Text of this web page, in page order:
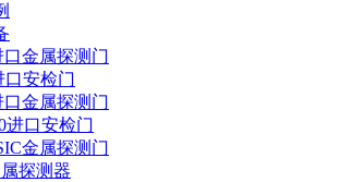
金属探测门
口安检门
口金属探测门
进口安检门
金属探测门
探测器